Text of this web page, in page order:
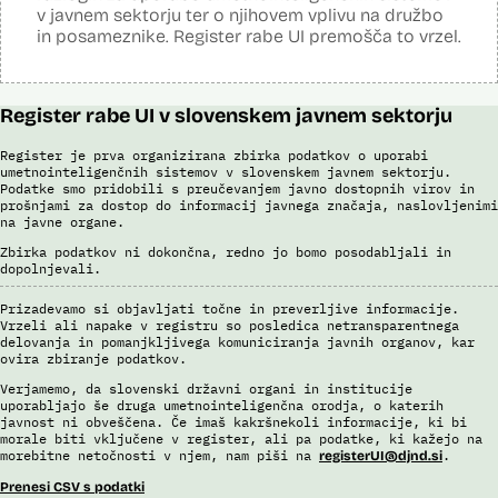
Dosje javnega naročila (2023)
kontrole zaznajo izbrano nepravilnost ali odstopanje, se zahtevek
dodeli uslužbencu v vsebinsko kontrolo. Umetnointeligenčni sistem
deluje kot dodatna kontrola in temelji na prediktivnem modelu. Vsak
se šteje, da je tvegan VAT-R zahtevek, ki vsebuje vsaj en tvegan
račun. O zahtevkih VAT-R, ki so ocenjeni kot tvegani ali na katerih se
prožijo druga poslovna pravila, vedno vsebinsko odločajo uslužbenci
FURS.
V okviru razvoja je bila izvedena analiza in izbor modelov za področje
VAT-R z orodjem SAP Data Intelligence. Narejena je bila analiza
podatkov, izbrani so bili relevantni atributi za modeliranje, pripravljena
je bila učna in testna množica podatkov ter validacijska množica. Z
uporabo funkcionalnosti AutoML je bilo kreiranih cca. 1000 modelov. V
nadaljevanju se v več fazah izloča manj ustrezne modele in na koncu
izbere enega, ki se ga potem uporabi v produkciji.
Viri:
Odgovor na zahtevo za dostop do informacij javnega značaja
Postopek izdelave prediktivnega modela
Povezava na spletno mesto SAP
Dosje javnega naročila (2021)
Dosje javnega naročila (2023)
v javnem sektorju ter o njihovem vplivu na družbo
in posameznike. Register rabe UI premošča to vrzel.
Register rabe UI v slovenskem javnem sektorju
Register je prva organizirana zbirka podatkov o uporabi
umetnointeligenčnih sistemov v slovenskem javnem sektorju.
Podatke smo pridobili s preučevanjem javno dostopnih virov in
prošnjami za dostop do informacij javnega značaja, naslovljenimi
na javne organe.
Zbirka podatkov ni dokončna, redno jo bomo posodabljali in
dopolnjevali.
Prizadevamo si objavljati točne in preverljive informacije.
Vrzeli ali napake v registru so posledica netransparentnega
delovanja in pomanjkljivega komuniciranja javnih organov, kar
ovira zbiranje podatkov.
Verjamemo, da slovenski državni organi in institucije
uporabljajo še druga umetnointeligenčna orodja, o katerih
javnost ni obveščena. Če imaš kakršnekoli informacije, ki bi
morale biti vključene v register, ali pa podatke, ki kažejo na
morebitne netočnosti v njem, nam piši na registerUI@djnd.si.
Prenesi CSV s podatki